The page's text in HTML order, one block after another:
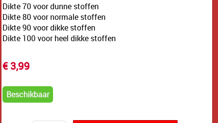
Dikte 70 voor dunne stoffen
Dikte 80 voor normale stoffen
Dikte 90 voor dikke stoffen
Dikte 100 voor heel dikke stoffen
€ 3,99
Beschikbaar